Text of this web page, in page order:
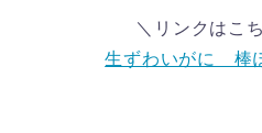
＼リンクはこ
生ずわいがに 棒